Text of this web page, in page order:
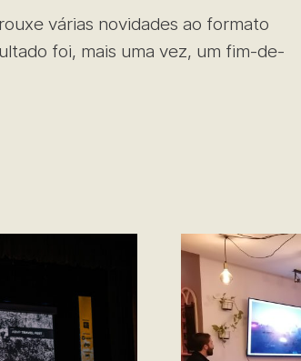
várias novidades ao formato
foi, mais uma vez, um fim-de-